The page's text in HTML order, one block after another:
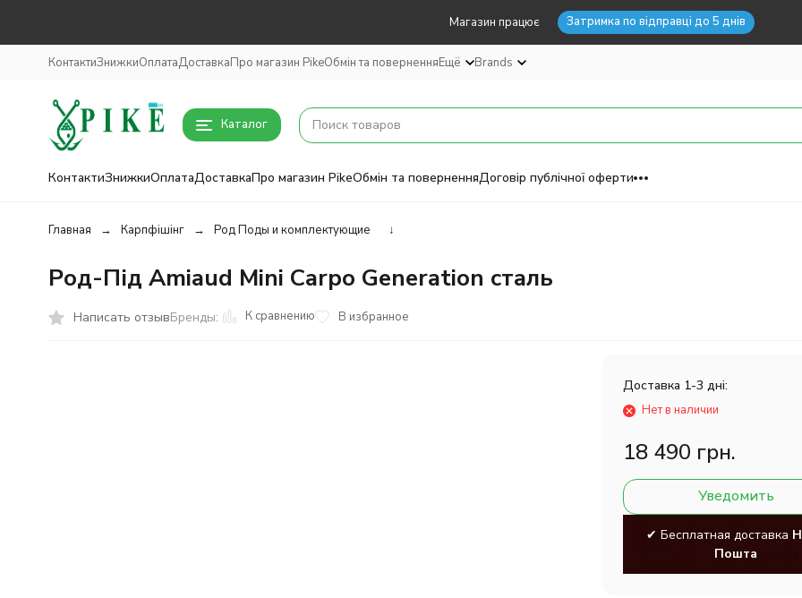
Магазин працює Затримка по відправці до 5 днів
КонтактиЗнижкиОплатаДоставкаПро магазин PikeОбмін та поверненняЕщё Brands
Каталог
КонтактиЗнижкиОплатаДоставкаПро магазин PikeОбмін та поверненняДоговір публічної оферти
Главная Карпфішінг Род Поды и комплектующие ↓
Род-Під Amiaud Mini Carpo Generation сталь
Написать отзывБренды: К сравнению В избранное
Доставка 1-3 дні:
Нет в наличии
18 490 грн.
Уведомить
✔ Бесплатная доставка
Пошта